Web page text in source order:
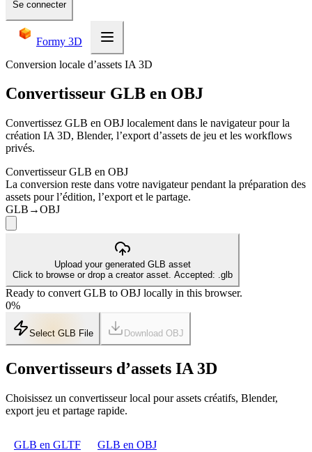
Se connecter
Formy 3D
Conversion locale d’assets IA 3D
Convertisseur GLB en OBJ
Convertissez GLB en OBJ localement dans le navigateur pour la
création IA 3D, Blender, l’export d’assets de jeu et les workflows
privés.
Convertisseur GLB en OBJ
La conversion reste dans votre navigateur pendant la préparation des
assets pour l’édition, l’export et le partage.
GLB →OBJ
Upload your generated GLB asset
Click to browse or drop a creator asset. Accepted: .glb
Ready to convert GLB to OBJ locally in this browser.
0%
Select GLB File Download OBJ
Convertisseurs d’assets IA 3D
Choisissez un convertisseur local pour assets créatifs, Blender,
export jeu et partage rapide.
GLB en GLTF
GLB en OBJ